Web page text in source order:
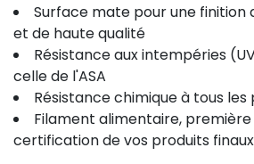
Surface mate pour une finition
et de haute qualité
Résistance aux intempéries
celle de l'ASA
Résistance chimique à tous
Filament alimentaire,
certification de vos produits